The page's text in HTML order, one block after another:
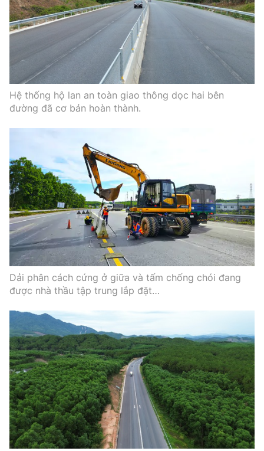
Hệ thống hộ lan an toàn giao thông dọc hai bên
đường đã cơ bản hoàn thành.
Dải phân cách cứng ở giữa và tấm chống chói đang
được nhà thầu tập trung lắp đặt…